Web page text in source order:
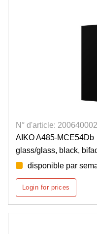
N° d'article:
AIKO A485-MCE54Db
glass/glass, black,
disponible par
Login for prices